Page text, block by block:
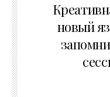
новый